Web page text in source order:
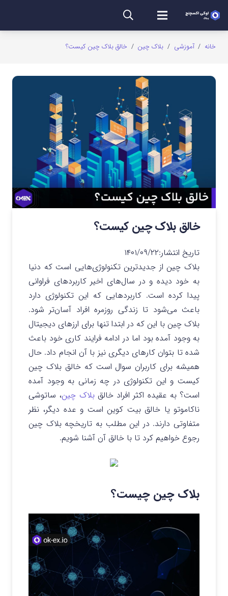
خانه / آموزشی / بلاک چین / خالق بلاک چین کیست؟
خالق بلاک چین کیست؟
تاریخ انتشار:۱۴۰۱/۰۹/۲۲
بلاک چین از جدیدترین تکنولوژی‌هایی است که دنیا
به خود دیده و در سال‌های اخیر کاربردهای فراوانی
پیدا کرده است. کاربردهایی که این تکنولوژی دارد
باعث می‌شود تا زندگی روزمره افراد آسان‌تر شود.
بلاک چین با این که در ابتدا تنها برای ارزهای دیجیتال
به وجود آمده بود اما در ادامه فرایند کاری خود باعث
شده تا بتوان کارهای دیگری نیز با آن انجام داد. حال
همیشه برای کاربران سوال است که خالق بلاک چین
کیست و این تکنولوژی در چه زمانی به وجود آمده
است؟ به عقیده اکثر افراد خالقبلاک چین، ساتوشی
ناکاموتو یا خالق بیت کوین است و عده دیگر، نظر
متفاوتی دارند. در این مطلب به تاریخچه بلاک چین
رجوع خواهیم کرد تا با خالق آن آشنا شویم.
بلاک چین چیست؟